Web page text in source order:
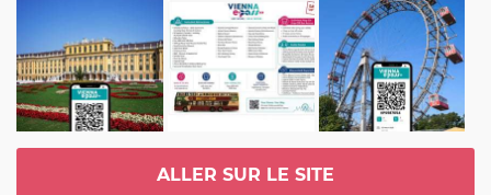
ALLER SUR LE SITE